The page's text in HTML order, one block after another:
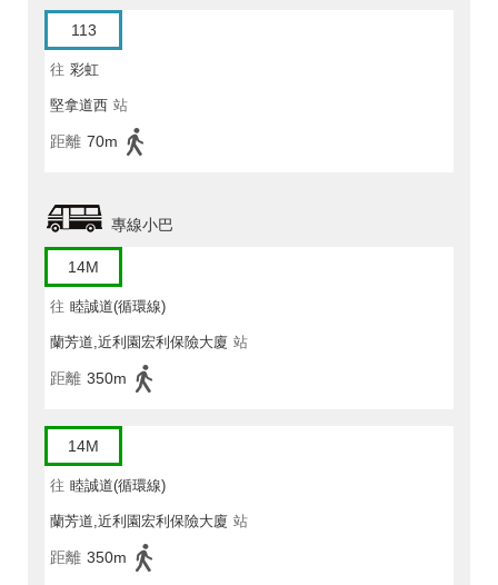
113
往 彩虹
堅拿道西 站
距離 70m
專線小巴
14M
往 睦誠道(循環線)
蘭芳道,近利園宏利保險大廈 站
距離 350m
14M
往 睦誠道(循環線)
蘭芳道,近利園宏利保險大廈 站
距離 350m